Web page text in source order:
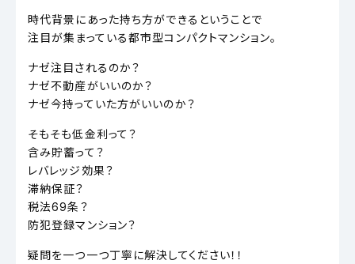
時代背景にあった持ち方ができるということで
注目が集まっている都市型コンパクトマンション。
ナゼ注目されるのか？
ナゼ不動産がいいのか？
ナゼ今持っていた方がいいのか？
そもそも低金利って？
含み貯蓄って？
レバレッジ効果？
滞納保証？
税法69条？
防犯登録マンション？
疑問を一つ一つ丁寧に解決してください！！